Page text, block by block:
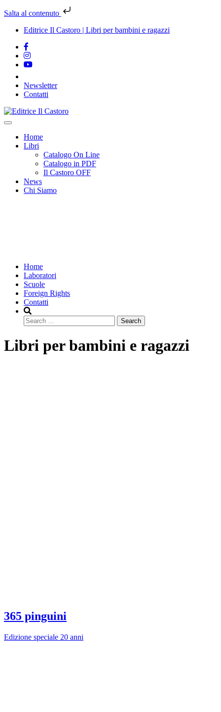
Salta al contenuto
Editrice Il Castoro | Libri per bambini e ragazzi
Newsletter
Contatti
Vai
al
Home
Libri
Catalogo On Line
Catalogo in PDF
Il Castoro OFF
News
Chi Siamo
Home
Laboratori
Scuole
Foreign Rights
Contatti
Search
Libri per bambini e ragazzi
365 pinguini
Edizione speciale 20 anni